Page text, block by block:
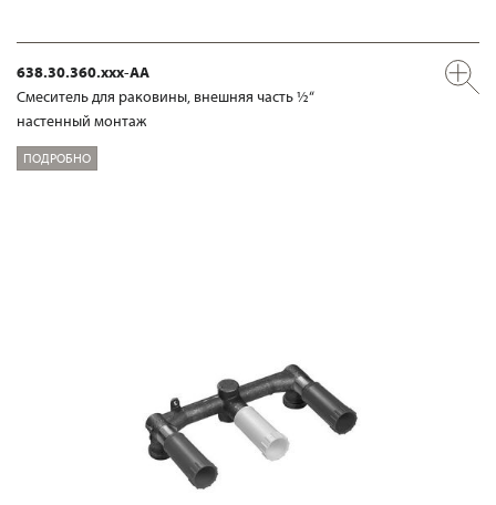
638.30.360.xxx-AA
Смеситель для раковины, внешняя часть ½“
настенный монтаж
ПОДРОБНО